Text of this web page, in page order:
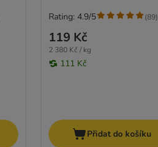
119 Kč
2 380 Kč / kg
111 Kč
Rating: 4.9/5 (89)
Přidat do košíku